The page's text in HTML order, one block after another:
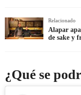
Relacionado
Alapar
de sake y
¿Qué se